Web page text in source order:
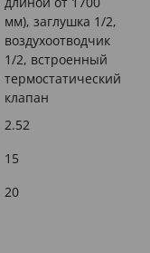
мм), заглушка 1/2,
воздухоотводчик
1/2, встроенный
термостатический
клапан
2.52
15
20